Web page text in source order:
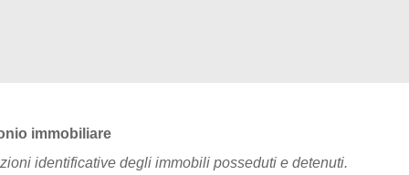
immobiliare
identificative degli immobili posseduti e detenuti.